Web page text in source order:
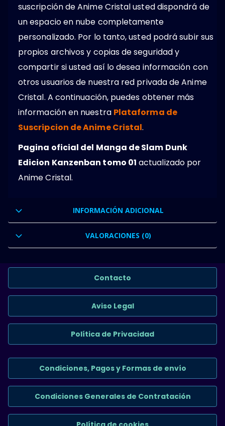
suscripción de Anime Cristal usted dispondrá de
un espacio en nube completamente
personalizado. Por lo tanto, usted podrá subir sus
propios archivos y copias de seguridad y
compartir si usted así lo desea información con
otros usuarios de nuestra red privada de Anime
Cristal. A continuación, puedes obtener más
información en nuestra Plataforma de
Suscripcion de Anime Cristal.
Pagina oficial del Manga de Slam Dunk
Edicion Kanzenban tomo 01 actualizado por
Anime Cristal.
INFORMACIÓN ADICIONAL
VALORACIONES (0)
Contacto
Aviso Legal
Política de Privacidad
Condiciones, Pagos y Formas de envío
Condiciones Generales de Contratación